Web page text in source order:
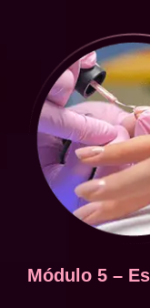
Módulo 5 –